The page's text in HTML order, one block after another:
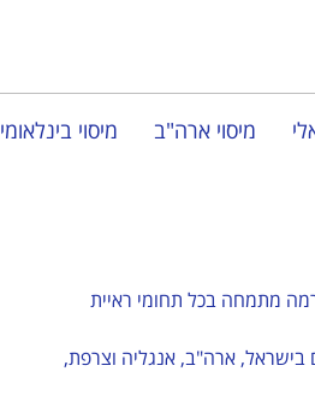
מיסוי ארה"ב מיסוי בינלאומי
מ-30 שנות ניסיון, הפירמה מתמחה בכל תחומי ראיית
בישראל, ארה"ב, אנגליה וצרפת,